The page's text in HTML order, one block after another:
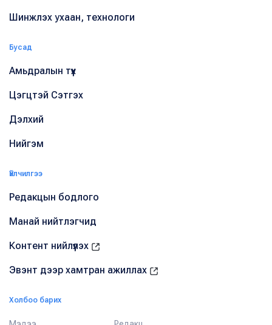
Шинжлэх ухаан, технологи
Бусад
Амьдралын түүх
Цэгцтэй Сэтгэх
Дэлхий
Нийгэм
Үйлчилгээ
Редакцын бодлого
Манай нийтлэгчид
Контент нийлүүлэх
Эвэнт дээр хамтран ажиллах
Холбоо барих